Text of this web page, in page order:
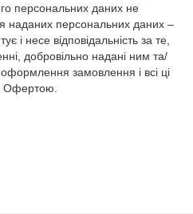
персональних даних не
наданих персональних даних –
і несе відповідальність за те,
добровільно надані ним та/
замовлення і всі ці
Офертою.